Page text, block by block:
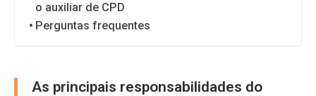
o auxiliar de CPD
Perguntas frequentes
As principais responsabilidades do